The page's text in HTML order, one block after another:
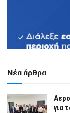
Νέα άρθρα
για